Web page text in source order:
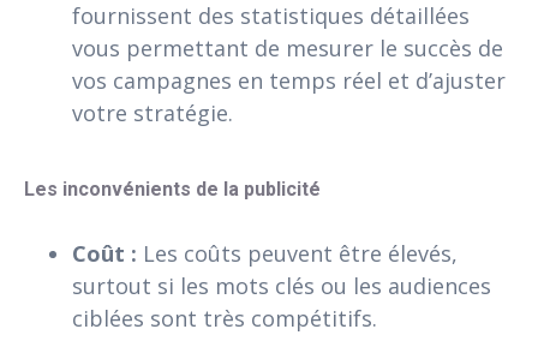
fournissent des statistiques détaillées
vous permettant de mesurer le succès de
vos campagnes en temps réel et d’ajuster
votre stratégie.
Les inconvénients de la publicité
Coût : Les coûts peuvent être élevés,
surtout si les mots clés ou les audiences
ciblées sont très compétitifs.